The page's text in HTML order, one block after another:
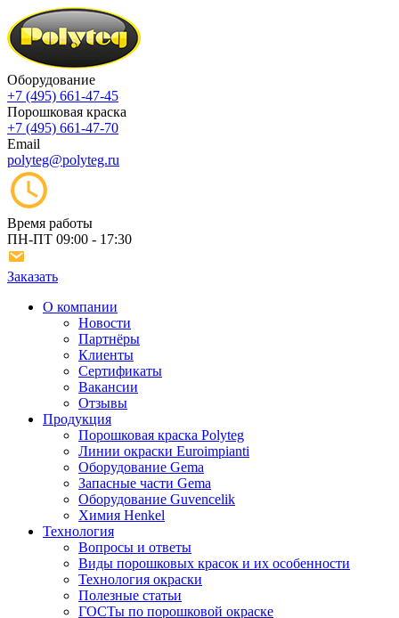
Оборудование
+7 (495) 661-47-45
Порошковая краска
+7 (495) 661-47-70
Email
polyteg@polyteg.ru
Время работы
ПН-ПТ 09:00 - 17:30
Заказать
О компании
Новости
Партнёры
Клиенты
Сертификаты
Вакансии
Отзывы
Продукция
Порошковая краска Polyteg
Линии окраски Euroimpianti
Оборудование Gema
Запасные части Gema
Оборудование Guvencelik
Химия Henkel
Технология
Вопросы и ответы
Виды порошковых красок и их особенности
Технология окраски
Полезные статьи
ГОСТы по порошковой окраске